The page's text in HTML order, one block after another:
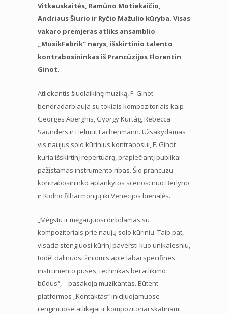
Vitkauskaitės, Ramūno Motiekaičio,
Andriaus Šiurio ir Ryčio Mažulio kūryba. Visas
vakaro premjeras atliks ansamblio
„MusikFabrik“ narys, išskirtinio talento
kontrabosininkas iš Prancūzijos Florentin
Ginot.
Atliekantis šiuolaikinę muziką, F. Ginot
bendradarbiauja su tokiais kompozitoriais kaip
Georges Aperghis, György Kurtág, Rebecca
Saunders ir Helmut Lachenmann. Užsakydamas
vis naujus solo kūrinius kontrabosui, F. Ginot
kuria išskirtinį repertuarą, praplečiantį publikai
pažįstamas instrumento ribas. Šio prancūzų
kontrabosininko aplankytos scenos: nuo Berlyno
ir Kiolno filharmonijų iki Venecijos bienalės.
„Mėgstu ir mėgaujuosi dirbdamas su
kompozitoriais prie naujų solo kūrinių. Taip pat,
visada stengiuosi kūrinį paversti kuo unikalesniu,
todėl dalinuosi žiniomis apie labai specifines
instrumento puses, technikas bei atlikimo
būdus“, – pasakoja muzikantas. Būtent
platformos „Kontaktas“ inicijuojamuose
renginiuose atlikėjai ir kompozitoriai skatinami